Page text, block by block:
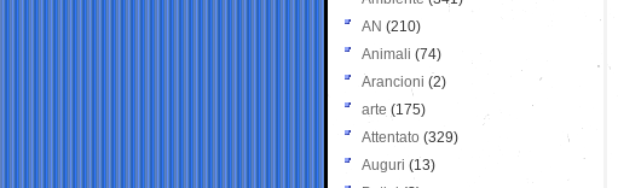
AN (210)
Animali (74)
Arancioni (2)
arte (175)
Attentato (329)
Auguri (13)